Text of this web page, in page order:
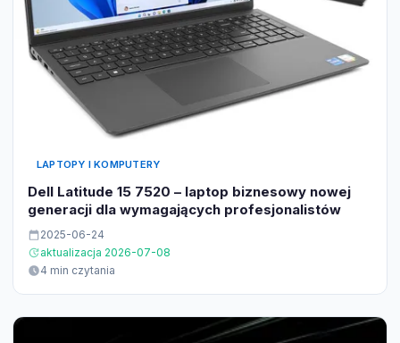
LAPTOPY I KOMPUTERY
Dell Latitude 15 7520 – laptop biznesowy nowej
generacji dla wymagających profesjonalistów
2025-06-24
aktualizacja 2026-07-08
4 min czytania